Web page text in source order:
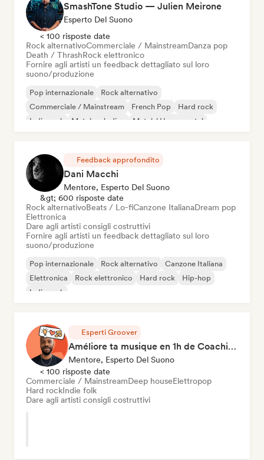
SmashTone Studio — Julien Meirone
Esperto Del Suono
< 100 risposte date
Rock alternativoCommerciale / MainstreamDanza pop
Death / ThrashRock elettronico
Fornire agli artisti un feedback dettagliato sul loro
suono/produzione
Pop internazionale
Rock alternativo
Commerciale / Mainstream
French Pop
Hard rock
Indie rock
Metal melodico Metal / Heavy metal
Feedback approfondito
Dani Macchi
Mentore, Esperto Del Suono
&gt; 600 risposte date
Rock alternativoBeats / Lo-fiCanzone ItalianaDream pop
Elettronica
Dare agli artisti consigli costruttivi
Fornire agli artisti un feedback dettagliato sul loro
suono/produzione
Pop internazionale Rock alternativo
Canzone Italiana
Elettronica
Rock elettronico Hard rock
Hip-hop
Indie rock
Esperti Groover
Améliore ta musique en 1h de Coaching
Mentore, Esperto Del Suono
< 100 risposte date
Commerciale / MainstreamDeep houseElettropop
Hard rockIndie folk
Dare agli artisti consigli costruttivi